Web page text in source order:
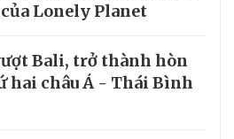
Lonely Planet
Bali, trở thành hòn
hai châu Á - Thái Bình